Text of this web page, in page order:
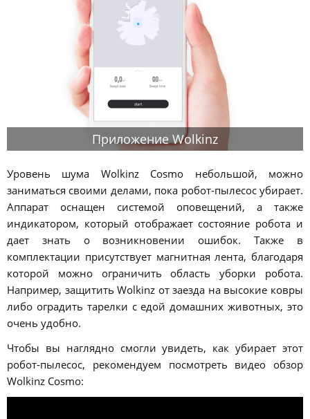
Приложение Wolkinz
Уровень шума Wolkinz Cosmo небольшой, можно
заниматься своими делами, пока робот-пылесос убирает.
Аппарат оснащен системой оповещений, а также
индикатором, который отображает состояние робота и
дает знать о возникновении ошибок. Также в
комплектации присутствует магнитная лента, благодаря
которой можно ограничить область уборки робота.
Например, защитить Wolkinz от заезда на высокие ковры
либо оградить тарелки с едой домашних животных, это
очень удобно.
Чтобы вы наглядно смогли увидеть, как убирает этот
робот-пылесос, рекомендуем посмотреть видео обзор
Wolkinz Cosmo: